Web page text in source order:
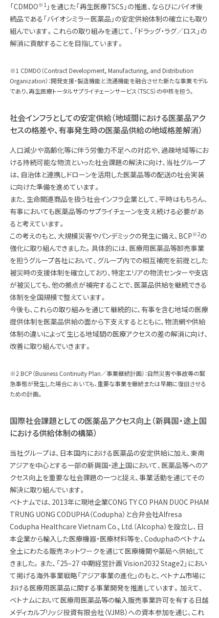
「CDMDO※1 」を通じた「再生医療TSCS」の推進、ならびにバイオ後
続品である「バイオシミラー医薬品」の安定供給体制の確立にも取り
組んでいます。これらの取り組みを通じて、「ドラッグ・ラグ／ロス」の
解消に貢献することを目指しています。
※1 CDMDO（Contract Development, Manufacturing, and Distribution
Organization）：開発支援・製造機能と流通機能を融合させた新たな事業モデル
であり、再生医療トータルサプライチェーンサービス（TSCS）の中核を担う。
社会インフラとしての安定供給（地域間における医薬品アク
セスの格差や、有事発生時の医薬品供給の地域格差解消）
人口減少や高齢化等に伴う労働力不足への対応や、過疎地域等にお
ける持続可能な物流といった社会課題の解決に向け、当社グループ
は、自治体と連携しドローンを活用した医薬品等の配送の社会実装
に向けた準備を進めています。
また、生命関連商品を扱う社会インフラ企業として、平時はもちろん、
有事においても医薬品等のサプライチェーンを支え続ける必要があ
ると考えています。
この考えのもと、大規模災害やパンデミックの発生に備え、BCP※2の
強化に取り組んできました。具体的には、医療用医薬品等卸売事業
を担うグループ各社において、グループ内での相互補完を前提とした
被災時の支援体制を確立しており、特定エリアの物流センターや支店
が被災しても、他の拠点が補完することで、医薬品供給を継続できる
体制を全国規模で整えています。
今後も、これらの取り組みを通じて継続的に、有事を含む地域の医療
提供体制を医薬品供給の面から下支えするとともに、物流網や供給
体制の違いによって生じる地域間の医療アクセスの差の解消に向け、
改善に取り組んでいきます。
※2 BCP（Business Continuity Plan／事業継続計画）：自然災害や事故等の緊
急事態が発生した場合においても、重要な事業を継続または早期に復旧させる
ための計画。
国際社会課題としての医薬品アクセス向上（新興国・途上国
における供給体制の構築）
当社グループは、日本国内における医薬品の安定供給に加え、東南
アジアを中心とする一部の新興国・途上国において、医薬品等へのア
クセス向上を重要な社会課題の一つと捉え、事業活動を通じてその
解決に取り組んでいます。
ベトナムでは、2013年に現地企業CONG TY CO PHAN DUOC PHAM
TRUNG UONG CODUPHA（Codupha）と合弁会社Alfresa
Codupha Healthcare Vietnam Co., Ltd.（Alcopha）を設立し、日
本企業から輸入した医療機器・医療材料等を、Coduphaのベトナム
全土にわたる販売ネットワークを通じて医療機関や薬局へ供給して
きました。また、「25–27 中期経営計画 Vision2032 Stage2」におい
て掲げる海外事業戦略「アジア事業の進化」のもと、ベトナム市場に
おける医療用医薬品に関する事業開発を推進しています。加えて、
ベトナムにおいて医療用医薬品等の輸入販売事業許可を有する日越
メディカルブリッジ投資有限会社（VJMB）への資本参加を通じ、これ